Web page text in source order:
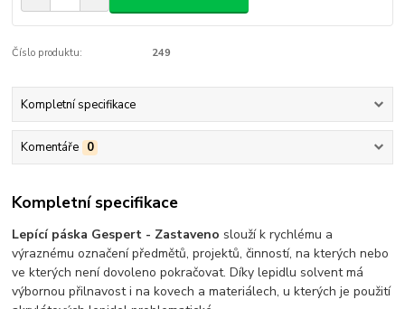
Číslo produktu: 249
Kompletní specifikace
Komentáře 0
Kompletní specifikace
Lepící páska Gespert - Zastaveno slouží k rychlému a
výraznému označení předmětů, projektů, činností, na kterých nebo
ve kterých není dovoleno pokračovat. Díky lepidlu solvent má
výbornou přilnavost i na kovech a materiálech, u kterých je použití